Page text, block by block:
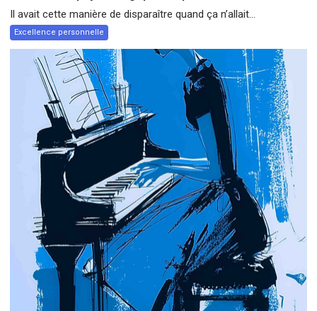
Il avait cette manière de disparaître quand ça n’allait...
Excellence personnelle